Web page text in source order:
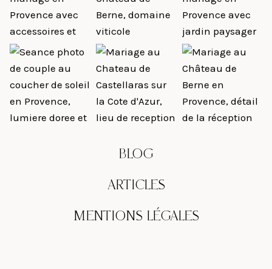
BLOG
ARTICLES
MENTIONS LÉGALES